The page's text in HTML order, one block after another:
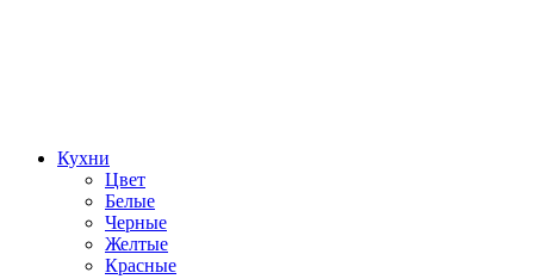
Кухни
Цвет
Белые
Черные
Желтые
Красные